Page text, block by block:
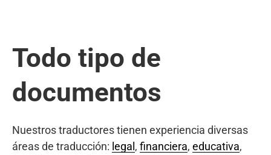
Todo tipo de
documentos
Nuestros traductores tienen experiencia diversas
áreas de traducción: legal , financiera, educativa,